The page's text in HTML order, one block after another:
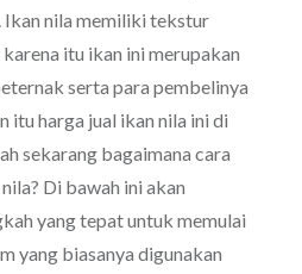
nila memiliki tekstur
itu ikan ini merupakan
serta para pembelinya
itu harga jual ikan nila ini di
sekarang bagaimana cara
Di bawah ini akan
yang tepat untuk memulai
yang biasanya digunakan